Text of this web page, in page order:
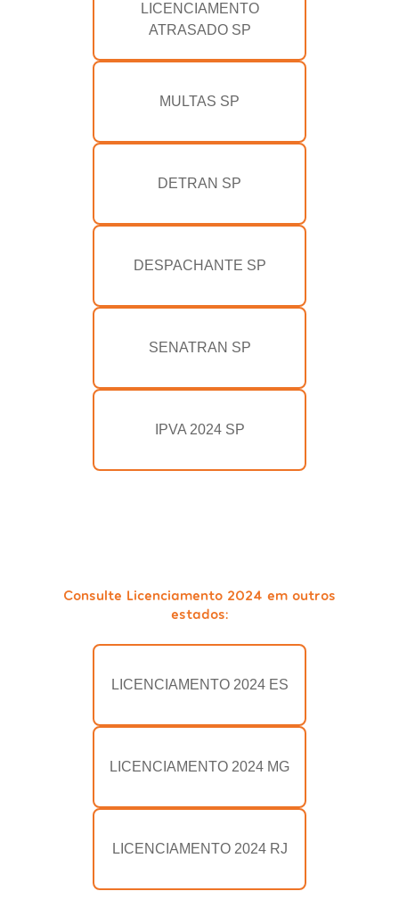
LICENCIAMENTO
ATRASADO SP
MULTAS SP
DETRAN SP
DESPACHANTE SP
SENATRAN SP
IPVA 2024 SP
Consulte Licenciamento 2024 em outros
estados:
LICENCIAMENTO 2024 ES
LICENCIAMENTO 2024 MG
LICENCIAMENTO 2024 RJ